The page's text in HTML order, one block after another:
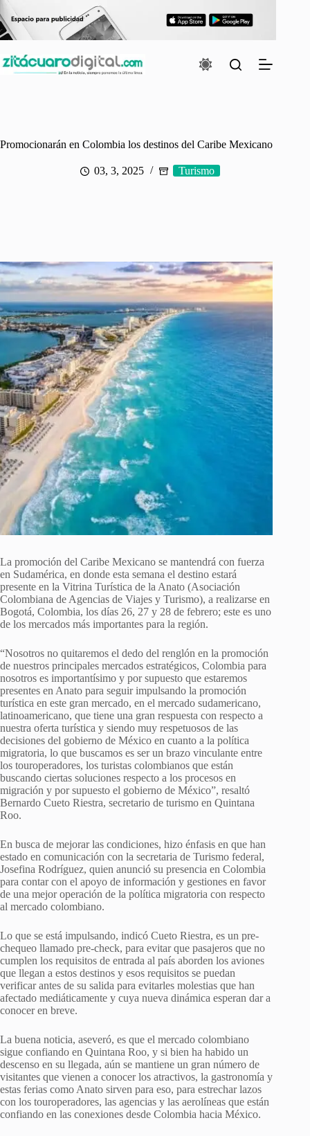
al
contenido
Promocionarán en Colombia los destinos del Caribe Mexicano
03, 3, 2025 Turismo
La promoción del Caribe Mexicano se mantendrá con fuerza
en Sudamérica, en donde esta semana el destino estará
presente en la Vitrina Turística de la Anato (Asociación
Colombiana de Agencias de Viajes y Turismo), a realizarse en
Bogotá, Colombia, los días 26, 27 y 28 de febrero; este es uno
de los mercados más importantes para la región.
“Nosotros no quitaremos el dedo del renglón en la promoción
de nuestros principales mercados estratégicos, Colombia para
nosotros es importantísimo y por supuesto que estaremos
presentes en Anato para seguir impulsando la promoción
turística en este gran mercado, en el mercado sudamericano,
latinoamericano, que tiene una gran respuesta con respecto a
nuestra oferta turística y siendo muy respetuosos de las
decisiones del gobierno de México en cuanto a la política
migratoria, lo que buscamos es ser un brazo vinculante entre
los touroperadores, los turistas colombianos que están
buscando ciertas soluciones respecto a los procesos en
migración y por supuesto el gobierno de México”, resaltó
Bernardo Cueto Riestra, secretario de turismo en Quintana
Roo.
En busca de mejorar las condiciones, hizo énfasis en que han
estado en comunicación con la secretaria de Turismo federal,
Josefina Rodríguez, quien anunció su presencia en Colombia
para contar con el apoyo de información y gestiones en favor
de una mejor operación de la política migratoria con respecto
al mercado colombiano.
Lo que se está impulsando, indicó Cueto Riestra, es un pre-
chequeo llamado pre-check, para evitar que pasajeros que no
cumplen los requisitos de entrada al país aborden los aviones
que llegan a estos destinos y esos requisitos se puedan
verificar antes de su salida para evitarles molestias que han
afectado mediáticamente y cuya nueva dinámica esperan dar a
conocer en breve.
La buena noticia, aseveró, es que el mercado colombiano
sigue confiando en Quintana Roo, y si bien ha habido un
descenso en su llegada, aún se mantiene un gran número de
visitantes que vienen a conocer los atractivos, la gastronomía y
estas ferias como Anato sirven para eso, para estrechar lazos
con los touroperadores, las agencias y las aerolíneas que están
confiando en las conexiones desde Colombia hacia México.